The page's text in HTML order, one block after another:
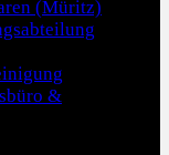
(Müritz)
&